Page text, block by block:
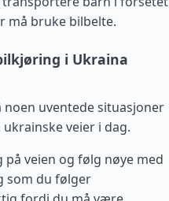
må bruke bilbelte.
i Ukraina
uventede situasjoner
veier i dag.
veien og følg nøye med
som du følger